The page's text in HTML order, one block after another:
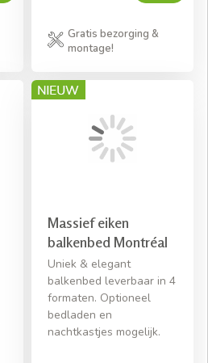
Gratis bezorging &
montage!
Massief eiken
balkenbed Montréal
Uniek & elegant
balkenbed leverbaar in 4
formaten. Optioneel
bedladen en
nachtkastjes mogelijk.